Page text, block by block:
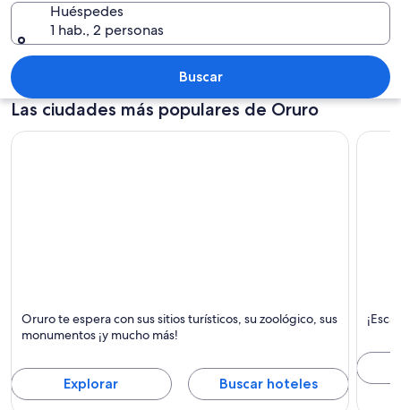
Una estatua blanca grande con una
Huéspedes
1 hab., 2 personas
Buscar
Las ciudades más populares de Oruro
Colinas, Turismo y Zoológico
Oruro te espera con sus sitios turísticos, su zoológico, sus
monumentos ¡y mucho más!
Explorar Buscar hoteles